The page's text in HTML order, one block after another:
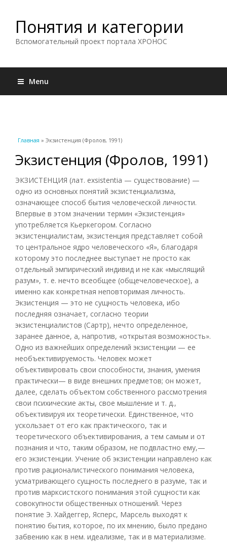
Понятия и категории
Вспомогательный проект портала ХРОНОС
Menu
Вы здесь
Главная » Экзистенция (Фролов, 1991)
Экзистенция (Фролов, 1991)
ЭКЗИСТЕНЦИЯ (лат. exsistentia — существование) —
одно из основных понятий экзистенциализма,
означающее способ бытия человеческой личности.
Впервые в этом значении термин «Экзистенция»
употребляется Кьеркегором. Согласно
экзистенциалистам, экзистенция представляет собой
то центральное ядро человеческого «Я», благодаря
которому это последнее выступает не просто как
отдельный эмпирический индивид и не как «мыслящий
разум», т. е. нечто всеобщее (общечеловеческое), а
именно как конкретная неповторимая личность.
Экзистенция — это не сущность человека, ибо
последняя означает, согласно теории
экзистенциалистов (Сартр), нечто определенное,
заранее данное, а, напротив, «открытая возможность».
Одно из важнейших определений экзистенции — ее
необъективируемость. Человек может
объективировать свои способности, знания, умения
практически— в виде внешних предметов; он может,
далее, сделать объектом собственного рассмотрения
свои психические акты, свое мышление и т. д.,
объективируя их теоретически. Единственное, что
ускользает от его как практического, так и
теоретического объективирования, а тем самым и от
познания и что, таким образом, не подвластно ему,—
его экзистенции. Учение об экзистенции направлено как
против рационалистического понимания человека,
усматривающего сущность последнего в разуме, так и
против марксистского понимания этой сущности как
совокупности общественных отношений. Через
понятие Э. Хайдеггер, Ясперс, Марсель выходят к
понятию бытия, которое, по их мнению, было предано
забвению как в нем. идеализме, так и в материализме.